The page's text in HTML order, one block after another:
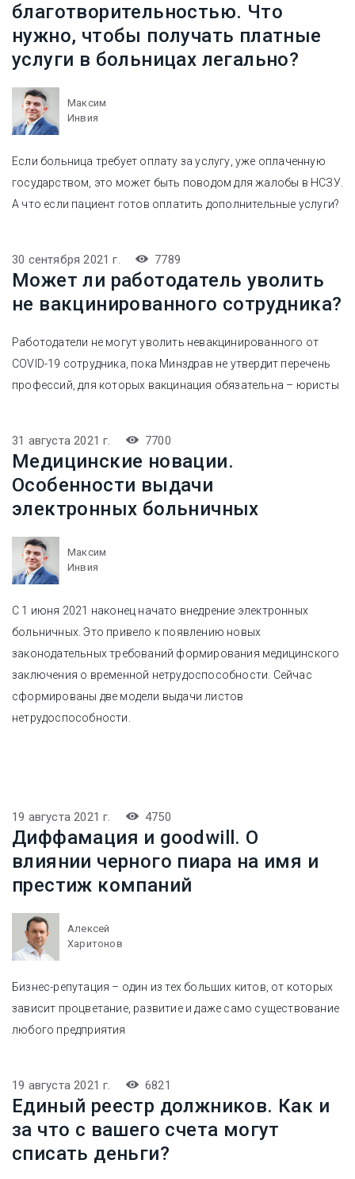
благотворительностью. Что
нужно, чтобы получать платные
услуги в больницах легально?
Максим
Инвия
Если больница требует оплату за услугу, уже оплаченную
государством, это может быть поводом для жалобы в НСЗУ.
А что если пациент готов оплатить дополнительные услуги?
30 сентября 2021 г. 7789
Может ли работодатель уволить
не вакцинированного сотрудника?
Работодатели не могут уволить невакцинированного от
COVID-19 сотрудника, пока Минздрав не утвердит перечень
профессий, для которых вакцинация обязательна – юристы
31 августа 2021 г. 7700
Медицинские новации.
Особенности выдачи
электронных больничных
Максим
Инвия
С 1 июня 2021 наконец начато внедрение электронных
больничных. Это привело к появлению новых
законодательных требований формирования медицинского
заключения о временной нетрудоспособности. Сейчас
сформированы две модели выдачи листов
нетрудоспособности.
19 августа 2021 г. 4750
Диффамация и goodwill. О
влиянии черного пиара на имя и
престиж компаний
Алексей
Харитонов
Бизнес-репутация – один из тех больших китов, от которых
зависит процветание, развитие и даже само существование
любого предприятия
19 августа 2021 г. 6821
Единый реестр должников. Как и
за что с вашего счета могут
списать деньги?